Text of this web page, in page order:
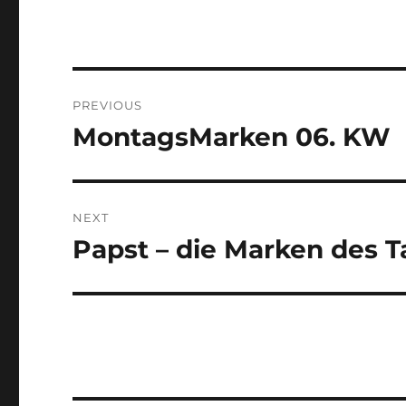
navigation
PREVIOUS
Previous
MontagsMarken 06. KW
NEXT
Next
Papst – die Marken des